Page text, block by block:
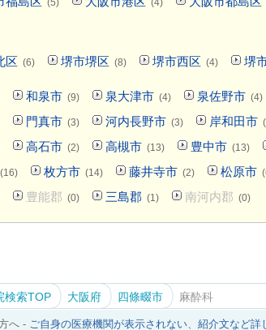
(5) (4)
区 (6) 堺市堺区 (8) 堺市西区 (4) 堺
和泉市 (9) 泉大津市 (4) 泉佐野市 (4)
門真市 (3) 河内長野市 (3) 岸和田市
高石市 (2) 高槻市 (13) 豊中市 (13)
(16) 枚方市 (14) 藤井寺市 (2) 松原市
豊能郡 (0) 三島郡 (1) 南河内郡 (0)
検索TOP 大阪府 四條畷市 麻酔科
へ - ご自身の医療機関が表示されない、 紹介文など詳